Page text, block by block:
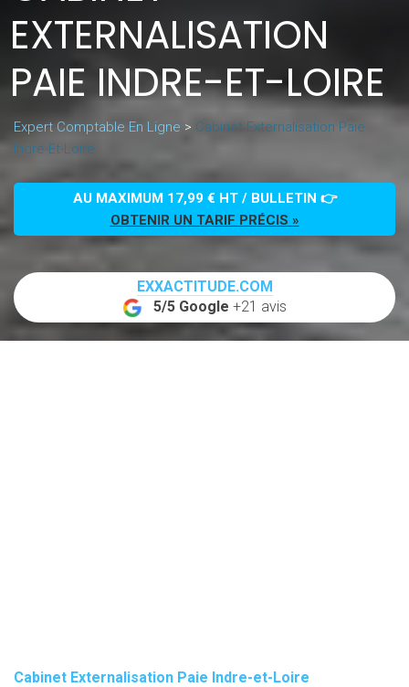
EXTERNALISATION
PAIE INDRE-ET-LOIRE
Expert Comptable En Ligne > Cabinet Externalisation Paie
Indre-Et-Loire
AU MAXIMUM 17,99 € HT / BULLETIN 👉
OBTENIR UN TARIF PRÉCIS »
EXXACTITUDE.COM
5/5 Google +21 avis
Cabinet Externalisation Paie Indre-et-Loire